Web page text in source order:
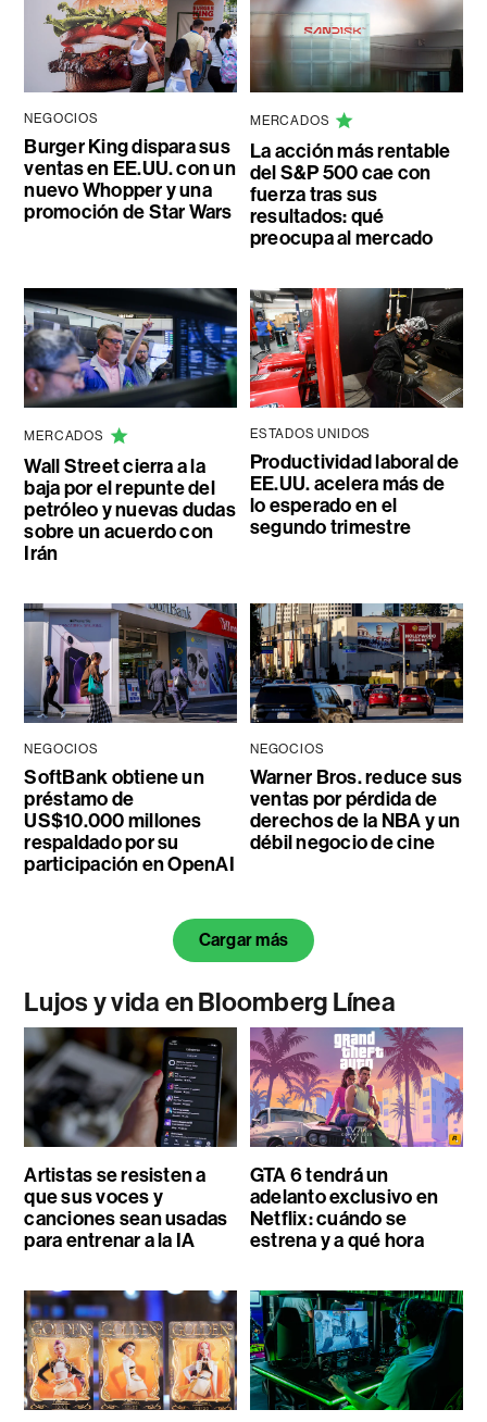
NEGOCIOS
Burger King dispara sus
ventas en EE.UU. con un
nuevo Whopper y una
promoción de Star Wars
MERCADOS
La acción más rentable
del S&P 500 cae con
fuerza tras sus
resultados: qué
preocupa al mercado
MERCADOS
Wall Street cierra a la
baja por el repunte del
petróleo y nuevas dudas
sobre un acuerdo con
Irán
ESTADOS UNIDOS
Productividad laboral de
EE.UU. acelera más de
lo esperado en el
segundo trimestre
NEGOCIOS
SoftBank obtiene un
préstamo de
US$10.000 millones
respaldado por su
participación en OpenAI
NEGOCIOS
Warner Bros. reduce sus
ventas por pérdida de
derechos de la NBA y un
débil negocio de cine
Cargar más
Lujos y vida en Bloomberg Línea
Artistas se resisten a
que sus voces y
canciones sean usadas
para entrenar a la IA
GTA 6 tendrá un
adelanto exclusivo en
Netflix: cuándo se
estrena y a qué hora